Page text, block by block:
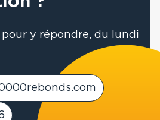
pour y répondre, du lundi